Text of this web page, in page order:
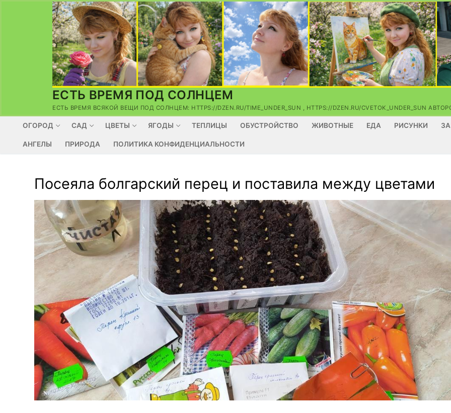
содержимому
ЕСТЬ ВРЕМЯ ПОД СОЛНЦЕМ
ЕСТЬ ВРЕМЯ ВСЯКОЙ ВЕЩИ ПОД СОЛНЦЕМ: HTTPS://DZEN.RU/TIME_UNDER_SUN , HTTPS://DZEN.RU/CVETOK_UNDER_SUN
ОГОРОД САД ЦВЕТЫ ЯГОДЫ ТЕПЛИЦЫ ОБУСТРОЙСТВО ЖИВОТНЫЕ ЕДА РИСУНКИ
АНГЕЛЫ ПРИРОДА ПОЛИТИКА КОНФИДЕНЦИАЛЬНОСТИ
Посеяла болгарский перец и поставила между цветами